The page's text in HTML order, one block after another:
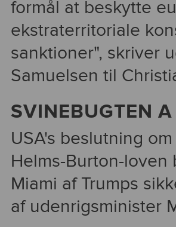
formål at beskytte
ekstraterritoriale
sanktioner", skriver
Samuelsen til
SVINEBUGTEN
USA's beslutning
Helms-Burton-loven
Miami af Trumps
af udenrigsminister